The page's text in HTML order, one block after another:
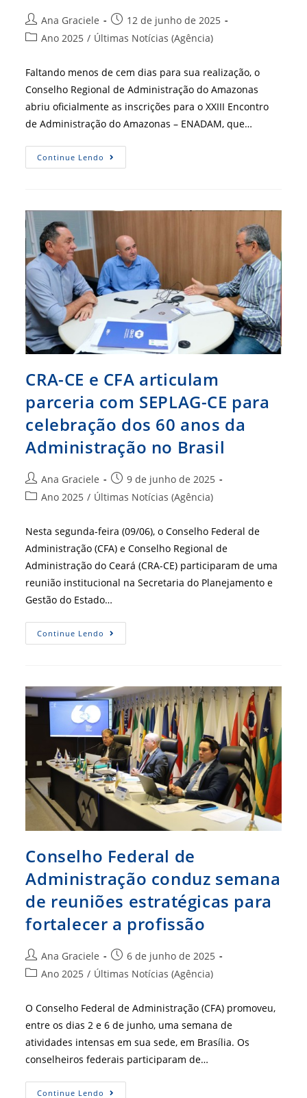
Autor
do
Ana Graciele
Post
publicado:
12 de junho de 2025
Categoria
post:
Ano 2025 / Últimas Notícias (Agência)
Faltando menos de cem dias para sua realização, o
Conselho Regional de Administração do Amazonas
abriu oficialmente as inscrições para o XXIII Encontro
de Administração do Amazonas – ENADAM, que…
Continue Lendo Estão
Abertas
Edição
Encontro
De
Administração
Do
Amazonas
CRA-CE e CFA articulam
parceria com SEPLAG-CE para
celebração dos 60 anos da
Administração no Brasil
Autor
do
Ana Graciele
Post
publicado:
9 de junho de 2025
Categoria
post:
Ano 2025 / Últimas Notícias (Agência)
Nesta segunda-feira (09/06), o Conselho Federal de
Administração (CFA) e Conselho Regional de
Administração do Ceará (CRA-CE) participaram de uma
reunião institucional na Secretaria do Planejamento e
Gestão do Estado…
Continue Lendo CRA-
CE
Com
SEPLAG-
CE
Para
Celebração
Dos
60
Anos
Da
Administração
No
Brasil
Conselho Federal de
Administração conduz semana
de reuniões estratégicas para
fortalecer a profissão
Autor
do
Ana Graciele
Post
publicado:
6 de junho de 2025
Categoria
post:
Ano 2025 / Últimas Notícias (Agência)
O Conselho Federal de Administração (CFA) promoveu,
entre os dias 2 e 6 de junho, uma semana de
atividades intensas em sua sede, em Brasília. Os
conselheiros federais participaram de…
Continue Lendo Conselho